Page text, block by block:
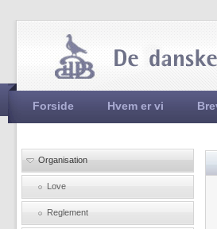
Hovedmenu
Forside Hvem er vi
Organisation
Love
Reglement